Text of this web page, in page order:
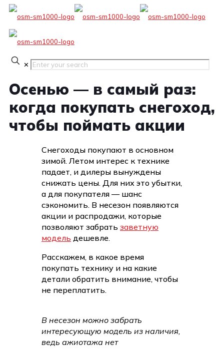
✕
Осенью — в самый раз:
когда покупать снегоход,
чтобы поймать акции
Снегоходы покупают в основном
зимой. Летом интерес к технике
падает, и дилеры вынуждены
снижать цены. Для них это убытки,
а для покупателя — шанс
сэкономить. В несезон появляются
акции и распродажи, которые
позволяют забрать заветную
модель дешевле.
Расскажем, в какое время
покупать технику и на какие
детали обратить внимание, чтобы
не переплатить.
В несезон можно забрать
интересующую модель из наличия,
ведь ажиотажа нет